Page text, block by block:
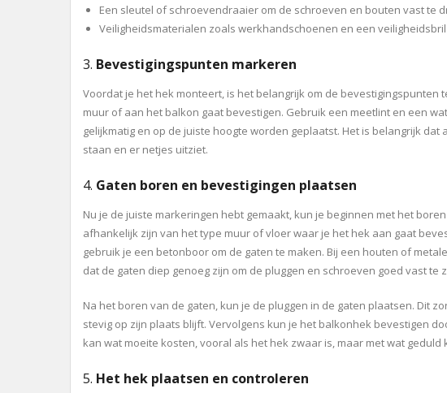
Een sleutel of schroevendraaier om de schroeven en bouten vast te
Veiligheidsmaterialen zoals werkhandschoenen en een veiligheidsbril
3. Bevestigingspunten markeren
Voordat je het hek monteert, is het belangrijk om de bevestigingspunten
muur of aan het balkon gaat bevestigen. Gebruik een meetlint en een
gelijkmatig en op de juiste hoogte worden geplaatst. Het is belangrijk
staan en er netjes uitziet.
4. Gaten boren en bevestigingen plaatsen
Nu je de juiste markeringen hebt gemaakt, kun je beginnen met het
afhankelijk zijn van het type muur of vloer waar je het hek aan gaat
gebruik je een betonboor om de gaten te maken. Bij een houten of
dat de gaten diep genoeg zijn om de pluggen en schroeven goed vast te
Na het boren van de gaten, kun je de pluggen in de gaten plaatsen. Dit
stevig op zijn plaats blijft. Vervolgens kun je het balkonhek bevestigen
kan wat moeite kosten, vooral als het hek zwaar is, maar met wat geduld
5. Het hek plaatsen en controleren